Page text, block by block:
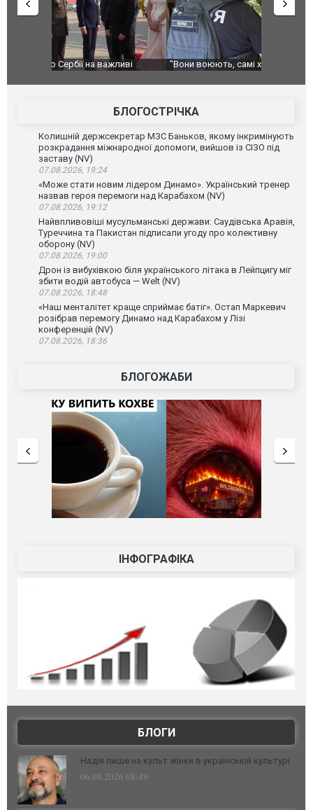
"Вони воюють, самі хочуть воювати, бо дурні": у
зневажливих слів про українських захисників.
В
порт: над
ВІДЕО
БЛОГОСТРІЧКА
Колишній держсекретар МЗС Баньков, якому інкримінують
розкрадання міжнародної допомоги, вийшов із СІЗО під
заставу (NV)
07.08.2026, 19:24
«Може стати новим лідером Динамо». Український тренер
назвав героя перемоги над Карабахом (NV)
07.08.2026, 19:12
Найвпливовіші мусульманські держави: Саудівська Аравія,
Туреччина та Пакистан підписали угоду про колективну
оборону (NV)
07.08.2026, 19:00
Дрон із вибухівкою біля українського літака в Лейпцигу міг
збити водій автобуса — Welt (NV)
07.08.2026, 18:48
«Наш менталітет краще сприймає батіг». Остап Маркевич
розібрав перемогу Динамо над Карабахом у Лізі
конференцій (NV)
07.08.2026, 18:36
БЛОГОЖАБИ
ІНФОГРАФІКА
БЛОГИ
Надія лише на культ жінки в українській культурі
06.08.2026 08:49